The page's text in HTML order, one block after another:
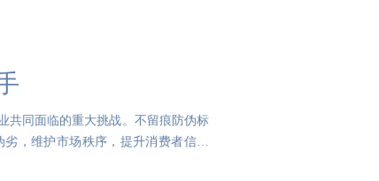
共同面临的重大挑战。不留痕防伪标
，维护市场秩序，提升消费者信任